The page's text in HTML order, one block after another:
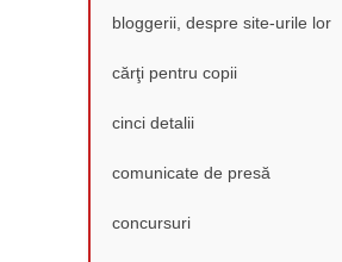
bloggerii, despre site-urile lor
cărţi pentru copii
cinci detalii
comunicate de presă
concursuri